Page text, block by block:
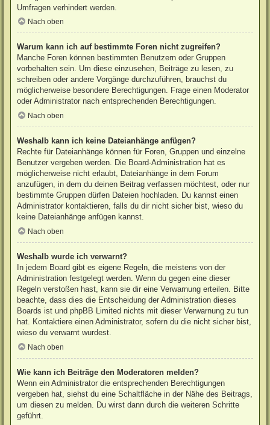
Umfragen verhindert werden.
Nach oben
Warum kann ich auf bestimmte Foren nicht zugreifen?
Manche Foren können bestimmten Benutzern oder Gruppen
vorbehalten sein. Um diese einzusehen, Beiträge zu lesen, zu
schreiben oder andere Vorgänge durchzuführen, brauchst du
möglicherweise besondere Berechtigungen. Frage einen Moderator
oder Administrator nach entsprechenden Berechtigungen.
Nach oben
Weshalb kann ich keine Dateianhänge anfügen?
Rechte für Dateianhänge können für Foren, Gruppen und einzelne
Benutzer vergeben werden. Die Board-Administration hat es
möglicherweise nicht erlaubt, Dateianhänge in dem Forum
anzufügen, in dem du deinen Beitrag verfassen möchtest, oder nur
bestimmte Gruppen dürfen Dateien hochladen. Du kannst einen
Administrator kontaktieren, falls du dir nicht sicher bist, wieso du
keine Dateianhänge anfügen kannst.
Nach oben
Weshalb wurde ich verwarnt?
In jedem Board gibt es eigene Regeln, die meistens von der
Administration festgelegt werden. Wenn du gegen eine dieser
Regeln verstoßen hast, kann sie dir eine Verwarnung erteilen. Bitte
beachte, dass dies die Entscheidung der Administration dieses
Boards ist und phpBB Limited nichts mit dieser Verwarnung zu tun
hat. Kontaktiere einen Administrator, sofern du die nicht sicher bist,
wieso du verwarnt wurdest.
Nach oben
Wie kann ich Beiträge den Moderatoren melden?
Wenn ein Administrator die entsprechenden Berechtigungen
vergeben hat, siehst du eine Schaltfläche in der Nähe des Beitrags,
um diesen zu melden. Du wirst dann durch die weiteren Schritte
geführt.